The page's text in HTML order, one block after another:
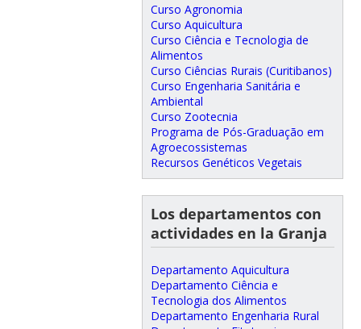
Curso Agronomia
Curso Aquicultura
Curso Ciência e Tecnologia de
Alimentos
Curso Ciências Rurais (Curitibanos)
Curso Engenharia Sanitária e
Ambiental
Curso Zootecnia
Programa de Pós-Graduação em
Agroecossistemas
Recursos Genéticos Vegetais
Los departamentos con
actividades en la Granja
Departamento Aquicultura
Departamento Ciência e
Tecnologia dos Alimentos
Departamento Engenharia Rural